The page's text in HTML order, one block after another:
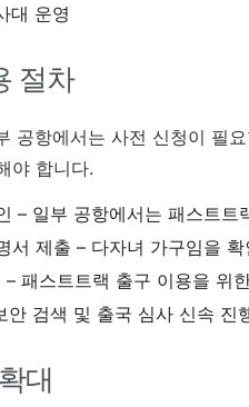
대 운영
절차
공항에서는 사전 신청이 필
야 합니다.
– 일부 공항에서는 패스트트
서 제출 – 다자녀 가구임을
패스트트랙 출구 이용을 위
안 검색 및 출국 심사 신속 진
대